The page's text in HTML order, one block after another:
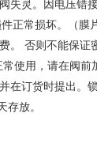
失灵。因电压错
正常损坏。（
。
否则不能保证
常使用，请在阀
在订货时提出。
存放。